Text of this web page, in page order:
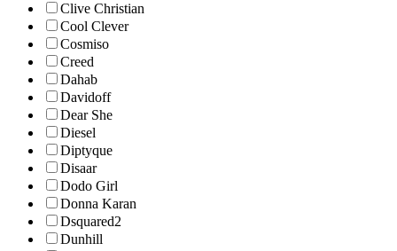
Clive Christian
Cool Clever
Cosmiso
Creed
Dahab
Davidoff
Dear She
Diesel
Diptyque
Disaar
Dodo Girl
Donna Karan
Dsquared2
Dunhill